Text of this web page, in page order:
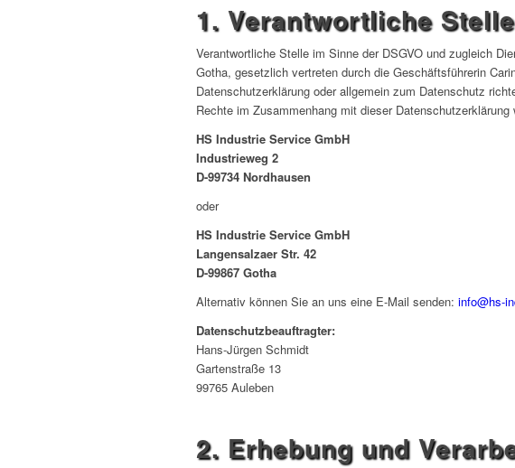
1. Verantwortliche
Verantwortliche Stelle im Sinne der DSGVO und zugleich
Gotha, gesetzlich vertreten durch die Geschäftsführerin
Datenschutzerklärung oder allgemein zum Datenschutz
Rechte im Zusammenhang mit dieser
HS Industrie Service GmbH
Industrieweg 2
D-99734 Nordhausen
oder
HS Industrie Service GmbH
Langensalzaer Str. 42
D-99867 Gotha
Alternativ können Sie an uns eine E-Mail senden: info@hs-
Datenschutzbeauftragter:
Hans-Jürgen Schmidt
Gartenstraße 13
99765 Auleben
2. Erhebung und